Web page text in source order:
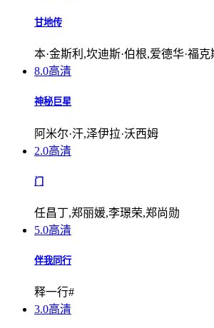
甘地传
本·金斯利,坎迪斯·伯根,爱德华·福
8.0高清
神秘巨星
阿米尔·汗,泽伊拉·沃西姆
2.0高清
门
任昌丁,郑丽媛,李璟荣,郑尚勋
5.0高清
伴我同行
释一行#
3.0高清